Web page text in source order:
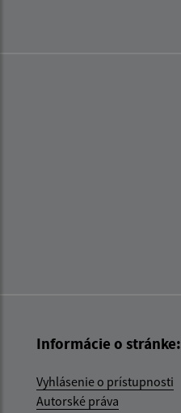
Informácie o stránke:
Vyhlásenie o prístupnosti
Autorské práva